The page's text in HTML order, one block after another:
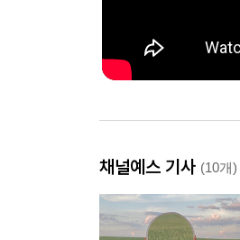
채널예스 기사 (10개)